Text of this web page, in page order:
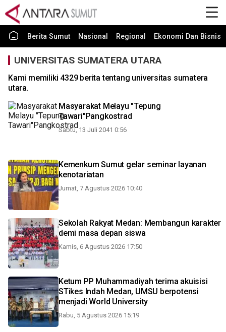
Berita Sumut Nasional Regional Ekonomi Dan Bisnis
UNIVERSITAS SUMATERA UTARA
Kami memiliki 4329 berita tentang universitas sumatera
utara.
Masyarakat Melayu "Tepung
Tawari"Pangkostrad
Sabtu, 13 Juli 2041 0:56
Kemenkum Sumut gelar seminar layanan
kenotariatan
Jumat, 7 Agustus 2026 10:40
Sekolah Rakyat Medan: Membangun karakter
demi masa depan siswa
Kamis, 6 Agustus 2026 17:50
Ketum PP Muhammadiyah terima akuisisi
STikes Indah Medan, UMSU berpotensi
menjadi World University
Rabu, 5 Agustus 2026 15:19